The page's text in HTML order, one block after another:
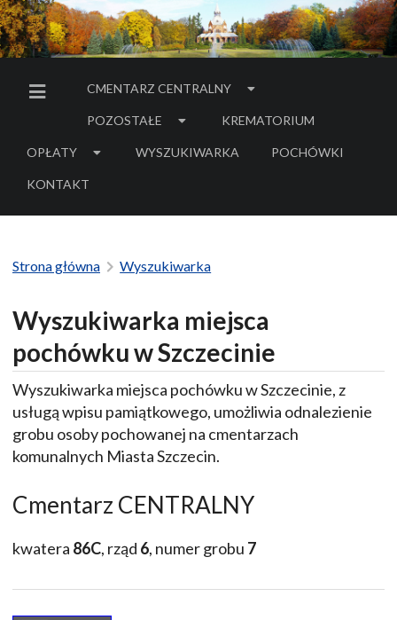
MENU BOCZNE
CMENTARZ CENTRALNY
POZOSTAŁE KREMATORIUM
OPŁATY WYSZUKIWARKA POCHÓWKI
- LINK DO SERWISU
KONTAKT
Strona główna Wyszukiwarka
Wyszukiwarka miejsca
pochówku w Szczecinie
Wyszukiwarka miejsca pochówku w Szczecinie, z
usługą wpisu pamiątkowego, umożliwia odnalezienie
grobu osoby pochowanej na cmentarzach
komunalnych Miasta Szczecin.
Cmentarz CENTRALNY
kwatera 86C, rząd 6, numer grobu 7